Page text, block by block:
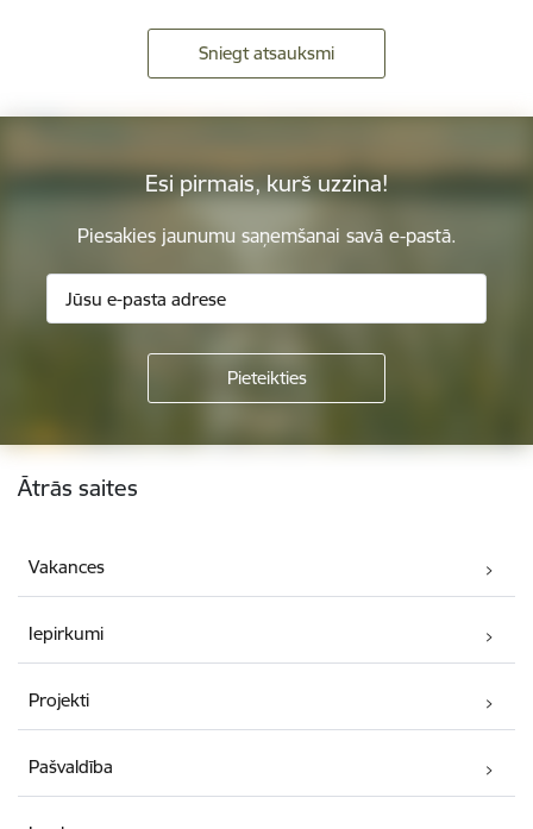
Sniegt atsauksmi
Esi pirmais, kurš uzzina!
Piesakies jaunumu saņemšanai savā e-pastā.
Kājene
Ātrās saites
Vakances
Iepirkumi
Projekti
Pašvaldība